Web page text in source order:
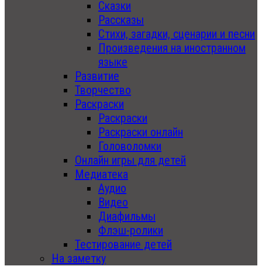
Сказки
Рассказы
Стихи, загадки, сценарии и песни
Произведения на иностранном
языке
Развитие
Творчество
Раскраски
Раскраски
Раскраски онлайн
Головоломки
Онлайн игры для детей
Медиатека
Аудио
Видео
Диафильмы
Флэш-ролики
Тестирование детей
На заметку